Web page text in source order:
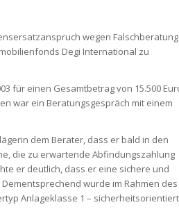
wegen Falschberatung
Degi International zu
für einen Gesamtbetrag von 15.500
war ein Beratungsgespräch mit einem
dem Berater, dass er bald in den
die zu erwartende Abfindungszahlung
er deutlich, dass er eine sichere und
wurde im Rahmen des
Anlageklasse 1 –